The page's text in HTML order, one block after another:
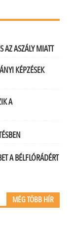
AZ ASZÁLY MIATT
KÉPZÉSEK
A
A BÉLFLÓRÁDÉRT
MÉG TÖBB HÍR